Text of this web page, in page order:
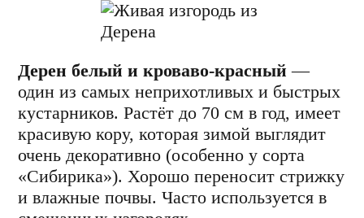
Дерен белый и кроваво-красный —
один из самых неприхотливых и быстрых
кустарников. Растёт до 70 см в год, имеет
красивую кору, которая зимой выглядит
очень декоративно (особенно у сорта
«Сибирика»). Хорошо переносит стрижку
и влажные почвы. Часто используется в